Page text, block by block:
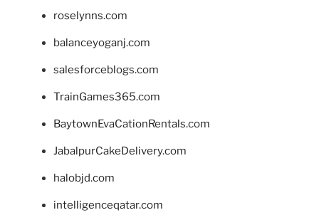
roselynns.com
balanceyoganj.com
salesforceblogs.com
TrainGames365.com
BaytownEvaCationRentals.com
JabalpurCakeDelivery.com
halobjd.com
intelligenceqatar.com